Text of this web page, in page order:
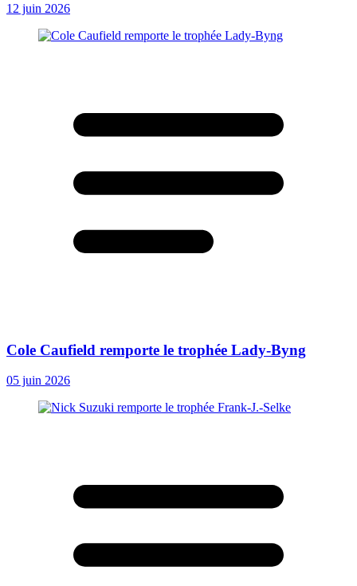
12 juin 2026
Cole Caufield remporte le trophée Lady-Byng
05 juin 2026